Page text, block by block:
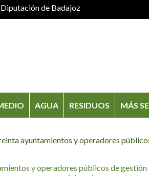
Diputación de Badajoz
AGUA RESIDUOS MÁS
ayuntamientos y operadores públicos